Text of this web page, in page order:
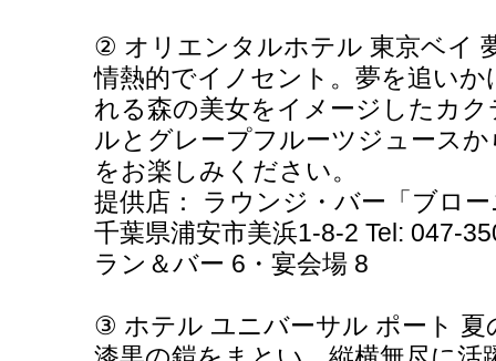
② オリエンタルホテル 東京ベイ
情熱的でイノセント。夢を追い
れる森の美女をイメージしたカ
ルとグレープフルーツジュース
をお楽しみください。
提供店： ラウンジ・バー「ブロ
千葉県浦安市美浜1-8-2 Tel: 047-
ラン＆バー 6・宴会場 8
③ ホテル ユニバーサル ポート 夏